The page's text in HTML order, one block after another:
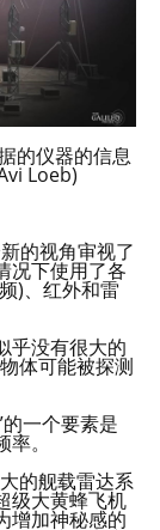
的仪器的信息
Loeb)
的视角审视了
况下使用了各
)、红外和雷
乎没有很大的
体可能被探测
一个要素是
。
的舰载雷达系
级大黄蜂飞机
增加神秘感的